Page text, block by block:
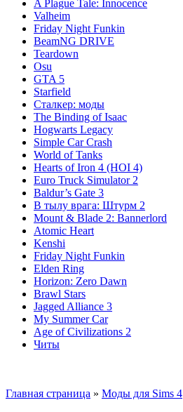
A Plague Tale: Innocence
Valheim
Friday Night Funkin
BeamNG DRIVE
Teardown
Osu
GTA 5
Starfield
Сталкер: моды
The Binding of Isaac
Hogwarts Legacy
Simple Car Crash
World of Tanks
Hearts of Iron 4 (HOI 4)
Euro Truck Simulator 2
Baldur’s Gate 3
В тылу врага: Штурм 2
Mount & Blade 2: Bannerlord
Atomic Heart
Kenshi
Friday Night Funkin
Elden Ring
Horizon: Zero Dawn
Brawl Stars
Jagged Alliance 3
My Summer Car
Age of Civilizations 2
Читы
Главная страница » Моды для Sims 4